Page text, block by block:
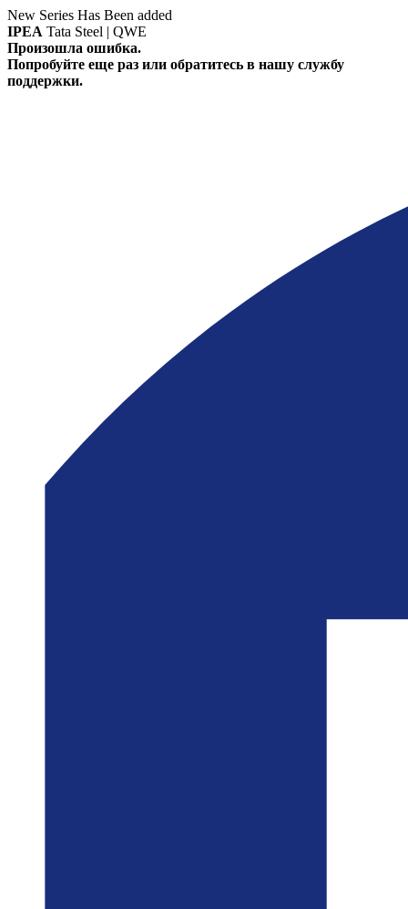
New Series Has Been added
IPEA Tata Steel | QWE
Произошла ошибка.
Попробуйте еще раз или обратитесь в нашу службу
поддержки.